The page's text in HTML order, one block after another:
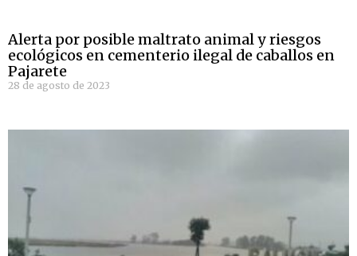
Alerta por posible maltrato animal y riesgos
ecológicos en cementerio ilegal de caballos en
Pajarete
28 de agosto de 2023